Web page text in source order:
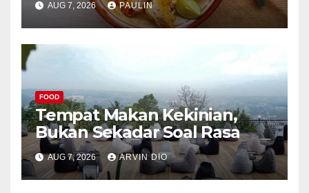
AUG 7, 2026 PAULIN
FOOD
Tempat Makan Kekinian,
Bukan Sekadar Soal Rasa
AUG 7, 2026 ARVIN DIO